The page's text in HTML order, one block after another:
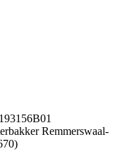
Remmerswaal-